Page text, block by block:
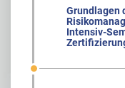
Grundlagen
Intensiv-